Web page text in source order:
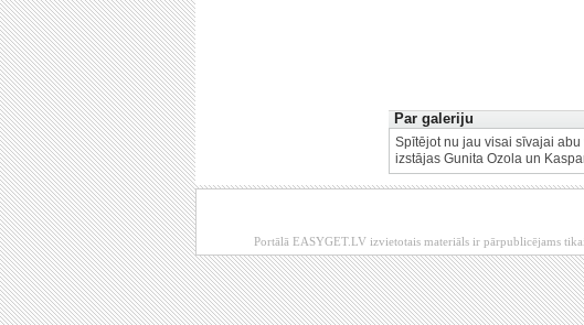
Par galeriju
Spītējot nu jau visai sīvajai
izstājas Gunita Ozola un
Portālā EASYGET.LV izvietotais materiāls ir pārpublicējams